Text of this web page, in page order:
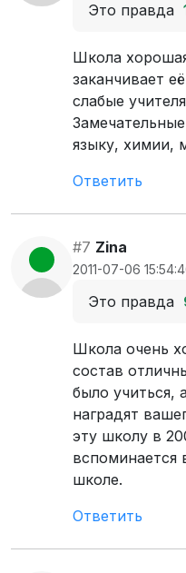
Это правда
Школа
заканчивает
слабые
языку, химии,
Ответить
#7 Zina
2011-07-06
Это правда
Школа очень
состав
было учиться,
наградят
эту школу в
вспоминается
школе.
Ответить